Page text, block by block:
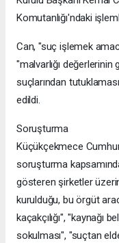
Komutanlığı'ndaki
Can, "suç işlemek
"malvarlığı değerlerinin
suçlarından
edildi.
Soruşturma
Küçükçekmece
soruşturma
gösteren şirketler
kurulduğu, bu örgüt
kaçakçılığı", "kaynağı
sokulması", "suçtan